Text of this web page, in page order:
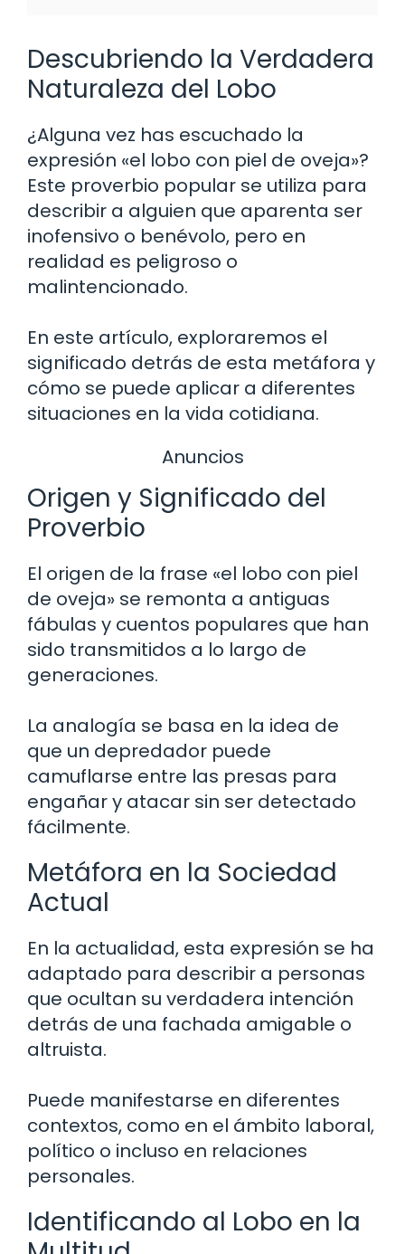
Descubriendo la Verdadera
Naturaleza del Lobo
¿Alguna vez has escuchado la
expresión «el lobo con piel de oveja»?
Este proverbio popular se utiliza para
describir a alguien que aparenta ser
inofensivo o benévolo, pero en
realidad es peligroso o
malintencionado.
En este artículo, exploraremos el
significado detrás de esta metáfora y
cómo se puede aplicar a diferentes
situaciones en la vida cotidiana.
Anuncios
Origen y Significado del
Proverbio
El origen de la frase «el lobo con piel
de oveja» se remonta a antiguas
fábulas y cuentos populares que han
sido transmitidos a lo largo de
generaciones.
La analogía se basa en la idea de
que un depredador puede
camuflarse entre las presas para
engañar y atacar sin ser detectado
fácilmente.
Metáfora en la Sociedad
Actual
En la actualidad, esta expresión se ha
adaptado para describir a personas
que ocultan su verdadera intención
detrás de una fachada amigable o
altruista.
Puede manifestarse en diferentes
contextos, como en el ámbito laboral,
político o incluso en relaciones
personales.
Identificando al Lobo en la